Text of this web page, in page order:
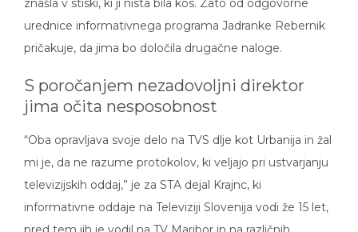
urednice informativnega programa Jadranke Rebernik
pričakuje, da jima bo določila drugačne naloge.
jima očita nesposobnost
mi je, da ne razume protokolov, ki veljajo pri ustvarjanju
televizijskih oddaj,” je za STA dejal Krajnc, ki
informativne oddaje na Televiziji Slovenija vodi že 15 let,
pred tem jih je vodil na TV Maribor in na različnih